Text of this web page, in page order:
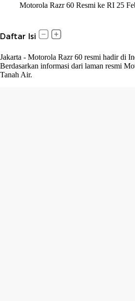
Motorola Razr 60 Resmi ke RI 25
Daftar Isi
Jakarta - Motorola Razr 60 resmi hadir di
Berdasarkan informasi dari laman resmi
Tanah Air.